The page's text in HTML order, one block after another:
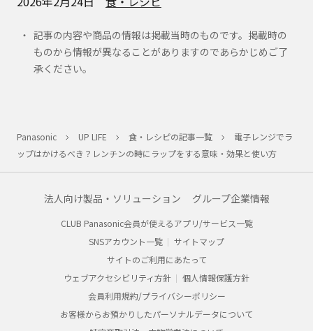
記事の内容や商品の情報は掲載当時のものです。掲載時の
ものから情報が異なることがありますのであらかじめご了
承ください。
Panasonic UP LIFE 食・レシピの記事一覧
電子レンジでラ
ップはかけるべき？レンチンの時にラップをする意味・効果と使い方
法人向け製品・ソリューション グループ企業情報
CLUB Panasonic会員が使えるアプリ/サービス一覧
SNSアカウント一覧
サイトマップ
サイトのご利用にあたって
ウェブアクセシビリティ方針
個人情報保護方針
会員利用規約/プライバシーポリシー
お客様からお預かりしたパーソナルデータについて